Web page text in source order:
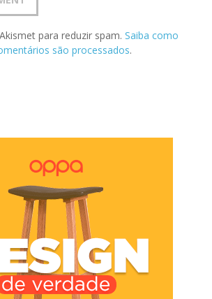
para reduzir spam. Saiba como
são processados.